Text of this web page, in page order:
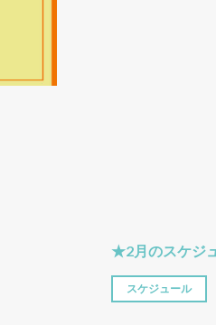
★2月のスケジ
スケジュール